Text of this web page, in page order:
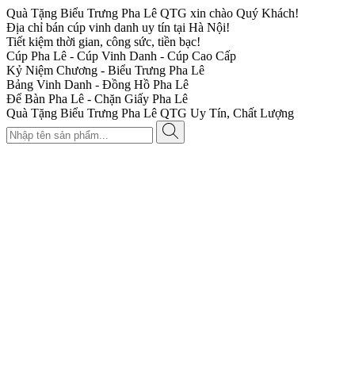
Quà Tặng Biểu Trưng Pha Lê QTG xin chào Quý Khách!
Địa chỉ bán cúp vinh danh uy tín tại Hà Nội!
Tiết kiệm thời gian, công sức, tiền bạc!
Cúp Pha Lê - Cúp Vinh Danh - Cúp Cao Cấp
Kỷ Niệm Chương - Biểu Trưng Pha Lê
Bảng Vinh Danh - Đồng Hồ Pha Lê
Để Bàn Pha Lê - Chặn Giấy Pha Lê
Quà Tặng Biểu Trưng Pha Lê QTG Uy Tín, Chất Lượng